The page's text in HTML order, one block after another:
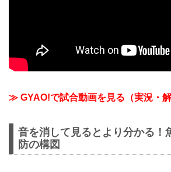
≫ GYAO!で試合動画を見る（実況・解
音を消して見るとより分かる！
防の構図